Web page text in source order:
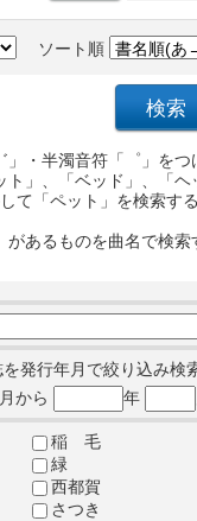
ソート順
」・半濁音符「゜」を
ト」、「ベッド」、「
て「ペット」を検索
があるものを曲名で検
発行年月で絞り込み検
月から 年
稲 毛
緑
西都賀
さつき